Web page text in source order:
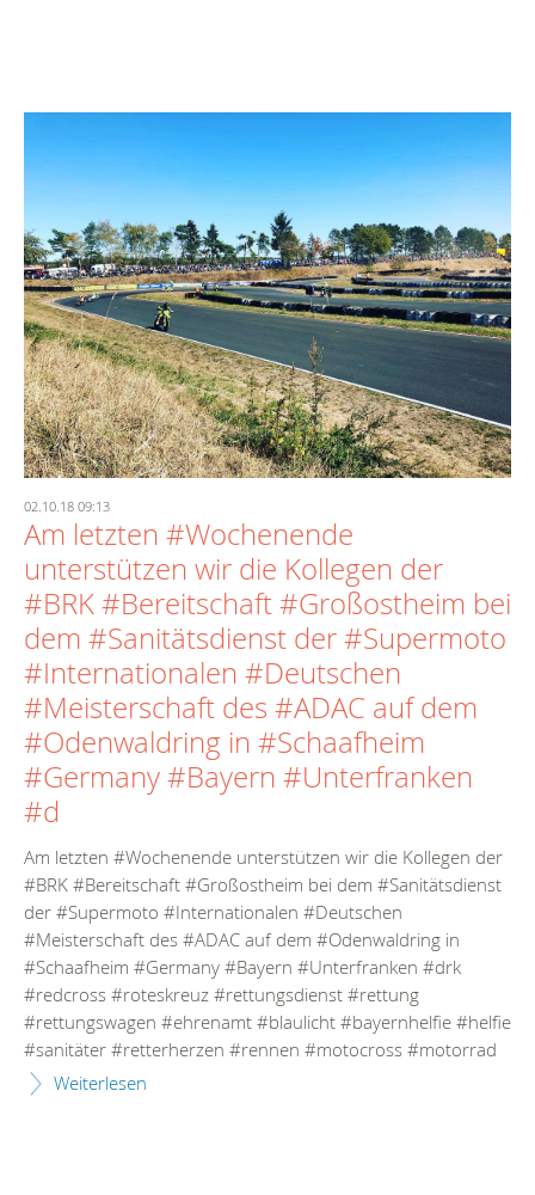
02.10.18 09:13
Am letzten #Wochenende
unterstützen wir die Kollegen der
#BRK #Bereitschaft #Großostheim bei
dem #Sanitätsdienst der #Supermoto
#Internationalen #Deutschen
#Meisterschaft des #ADAC auf dem
#Odenwaldring in #Schaafheim
#Germany #Bayern #Unterfranken
#d
Am letzten #Wochenende unterstützen wir die Kollegen der
#BRK #Bereitschaft #Großostheim bei dem #Sanitätsdienst
der #Supermoto #Internationalen #Deutschen
#Meisterschaft des #ADAC auf dem #Odenwaldring in
#Schaafheim #Germany #Bayern #Unterfranken #drk
#redcross #roteskreuz #rettungsdienst #rettung
#rettungswagen #ehrenamt #blaulicht #bayernhelfie #helfie
#sanitäter #retterherzen #rennen #motocross #motorrad
Weiterlesen